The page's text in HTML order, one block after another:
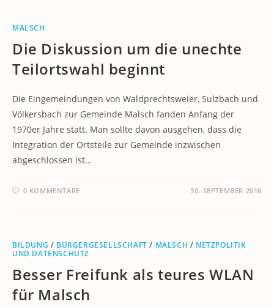
MALSCH
Die Diskussion um die unechte
Teilortswahl beginnt
Die Eingemeindungen von Waldprechtsweier, Sulzbach und
Völkersbach zur Gemeinde Malsch fanden Anfang der
1970er Jahre statt. Man sollte davon ausgehen, dass die
Integration der Ortsteile zur Gemeinde inzwischen
abgeschlossen ist…
0 KOMMENTARE 30. SEPTEMBER 2016
BILDUNG / BÜRGERGESELLSCHAFT / MALSCH / NETZPOLITIK
UND DATENSCHUTZ
Besser Freifunk als teures WLAN
für Malsch